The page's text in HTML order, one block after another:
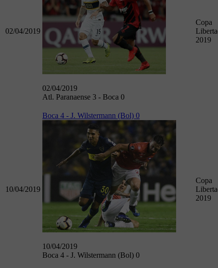
02/04/2019
02/04/2019
Atl. Paranaense 3 - Boca 0
Copa
2019
10/04/2019
Boca 4 - J. Wilstermann (Bol) 0
10/04/2019
Boca 4 - J. Wilstermann (Bol) 0
Copa
2019